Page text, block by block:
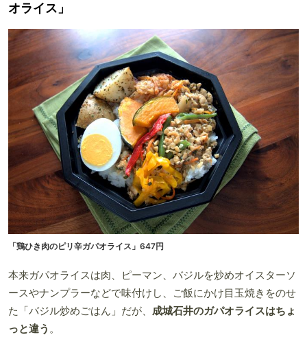
オライス」
「鶏ひき肉のピリ辛ガパオライス」647円
本来ガパオライスは肉、ピーマン、バジルを炒めオイスターソ
ースやナンプラーなどで味付けし、ご飯にかけ目玉焼きをのせ
た「バジル炒めごはん」だが、 成城石井のガパオライスはちょ
っと違う 。